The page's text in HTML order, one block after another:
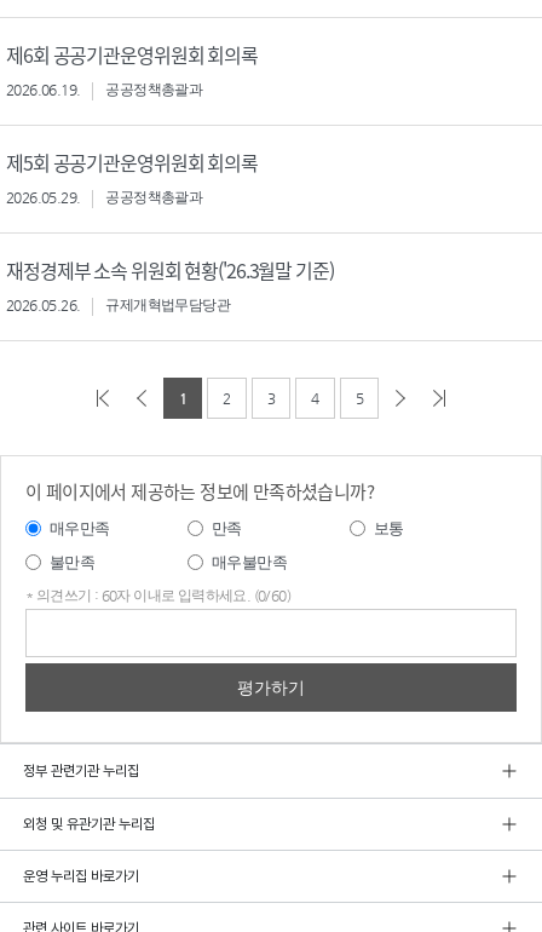
제6회 공공기관운영위원회 회의록
2026.06.19. 공공정책총괄과
제5회 공공기관운영위원회 회의록
2026.05.29. 공공정책총괄과
재정경제부 소속 위원회 현황('26.3월말 기준)
2026.05.26. 규제개혁법무담당관
1 2 3 4 5
이 페이지에서 제공하는 정보에 만족하셨습니까?
매우만족 만족
보통
불만족
매우불만족
* 의견쓰기 : 60자 이내로 입력하세요. (0/60)
정부 관련기관 누리집
외청 및 유관기관 누리집
운영 누리집 바로가기
관련 사이트 바로가기